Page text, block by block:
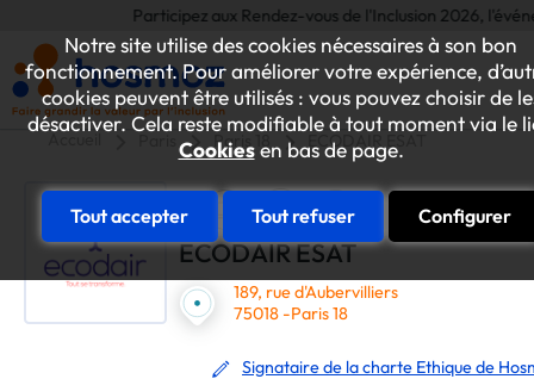
Notre site utilise des cookies nécessaires à son bon
fonctionnement. Pour améliorer votre expérience,
cookies peuvent être utilisés : vous pouvez choisir de
désactiver. Cela reste modifiable à tout moment via le
Cookiesen bas de page.
Tout accepter Tout refuser Configurer
Participez aux Rendez-vous de l'Inclusion 2026,
Accueil Paris 18 ECODAIR ESAT
ECODAIR ESAT
189, rue d'Aubervilliers
75018 -Paris 18
Signataire de la charte Ethique de